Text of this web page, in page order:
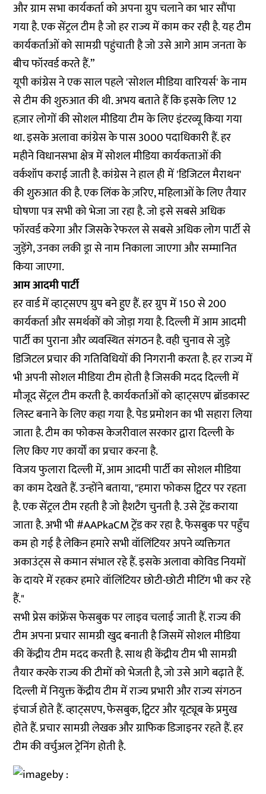
और ग्राम सभा कार्यकर्ता को अपना ग्रुप चलाने का भार सौंपा
गया है. एक सेंट्रल टीम है जो हर राज्य में काम कर रही है. यह टीम
कार्यकर्ताओं को सामग्री पहुंचाती है जो उसे आगे आम जनता के
बीच फॉरवर्ड करते हैं.”
यूपी कांग्रेस ने एक साल पहले 'सोशल मीडिया वारियर्स' के नाम
से टीम की शुरुआत की थी. अभय बताते हैं कि इसके लिए 12
हज़ार लोगों की सोशल मीडिया टीम के लिए इंटरव्यू किया गया
था. इसके अलावा कांग्रेस के पास 3000 पदाधिकारी हैं. हर
महीने विधानसभा क्षेत्र में सोशल मीडिया कार्यकताओं की
वर्कशॉप कराई जाती है. कांग्रेस ने हाल ही में 'डिजिटल मैराथन'
की शुरुआत की है. एक लिंक के ज़रिए, महिलाओं के लिए तैयार
घोषणा पत्र सभी को भेजा जा रहा है. जो इसे सबसे अधिक
फॉरवर्ड करेगा और जिसके रेफरल से सबसे अधिक लोग पार्टी से
जुड़ेंगे, उनका लकी ड्रा से नाम निकाला जाएगा और सम्मानित
किया जाएगा.
आम आदमी पार्टी
हर वार्ड में व्हाट्सएप ग्रुप बने हुए हैं. हर ग्रुप में 150 से 200
कार्यकर्ता और समर्थकों को जोड़ा गया है. दिल्ली में आम आदमी
पार्टी का पुराना और व्यवस्थित संगठन है. वही चुनाव से जुड़े
डिजिटल प्रचार की गतिविधियों की निगरानी करता है. हर राज्य में
भी अपनी सोशल मीडिया टीम होती है जिसकी मदद दिल्ली में
मौजूद सेंट्रल टीम करती है. कार्यकर्ताओं को व्हाट्सएप ब्रॉडकास्ट
लिस्ट बनाने के लिए कहा गया है. पेड प्रमोशन का भी सहारा लिया
जाता है. टीम का फोकस केजरीवाल सरकार द्वारा दिल्ली के
लिए किए गए कार्यों का प्रचार करना है.
विजय फुलारा दिल्ली में, आम आदमी पार्टी का सोशल मीडिया
का काम देखते हैं. उन्होंने बताया, "हमारा फोकस ट्विटर पर रहता
है. एक सेंट्रल टीम रहती है जो हैशटैग चुनती है. उसे ट्रेंड कराया
जाता है. अभी भी #AAPkaCM ट्रेंड कर रहा है. फेसबुक पर पहुँच
कम हो गई है लेकिन हमारे सभी वॉलिंटियर अपने व्यक्तिगत
अकाउंट्स से कमान संभाल रहे हैं. इसके अलावा कोविड नियमों
के दायरे में रहकर हमारे वॉलिंटियर छोटी-छोटी मीटिंग भी कर रहे
हैं."
सभी प्रेस कांफ्रेंस फेसबुक पर लाइव चलाई जाती हैं. राज्य की
टीम अपना प्रचार सामग्री खुद बनाती है जिसमें सोशल मीडिया
की केंद्रीय टीम मदद करती है. साथ ही केंद्रीय टीम भी सामग्री
तैयार करके राज्य की टीमों को भेजती है, जो उसे आगे बढ़ाते हैं.
दिल्ली में नियुक्त केंद्रीय टीम में राज्य प्रभारी और राज्य संगठन
इंचार्ज होते हैं. व्हाट्सएप, फेसबुक, ट्विटर और यूट्यूब के प्रमुख
होते हैं. प्रचार सामग्री लेखक और ग्राफिक डिजाइनर रहते हैं. हर
टीम की वर्चुअल ट्रेनिंग होती है.